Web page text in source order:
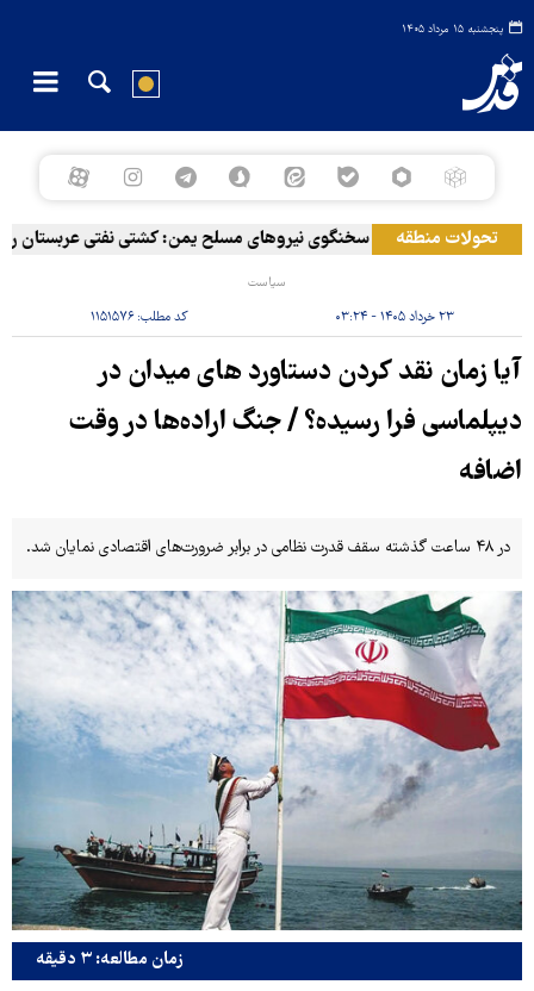
پنجشنبه ۱۵ مرداد ۱۴۰۵
تحولات منطقه سخنگوی نیروهای مسلح یمن: کشتی نفتی عربستان را
سیاست
۲۳ خرداد ۱۴۰۵ - ۰۳:۲۴ کد مطلب: ۱۱۵۱۵۷۶
آیا زمان نقد کردن دستاورد های میدان در
دیپلماسی فرا رسیده؟ / جنگ اراده‌ها در وقت
اضافه
در ۴۸ ساعت گذشته سقف قدرت نظامی در برابر ضرورت‌های اقتصادی نمایان شد.
زمان مطالعه: ۳ دقیقه